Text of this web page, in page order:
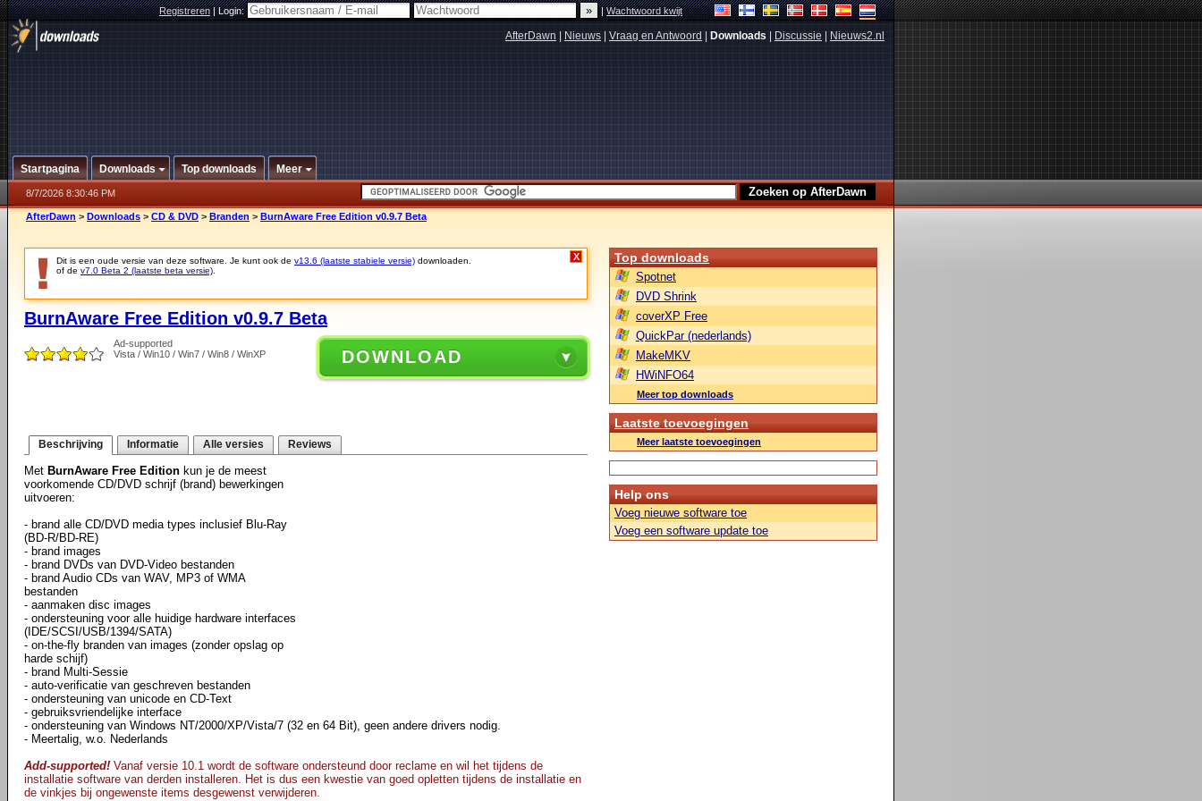
Registreren|Login: |Wachtwoord kwijt
AfterDawn Nieuws Vraag en Antwoord Downloads Discussie Nieuws2.nl
Startpagina Downloads Top downloads Meer
8/7/2026 8:30:46 PM
AfterDawn > Downloads > CD & DVD > Branden > BurnAware Free Edition v0.9.7 Beta
Dit is een oude versie van deze software. Je kunt ook de v13.6 (laatste stabiele versie) downloaden.
of de v7.0 Beta 2 (laatste beta versie)
X
BurnAware Free Edition v0.9.7 Beta
Ad-supported
Vista / Win10 / Win7 / Win8 / WinXP
DOWNLOAD
Beschrijving Informatie Alle versies Reviews
Met BurnAware Free Edition kun je de meest
voorkomende CD/DVD schrijf (brand) bewerkingen
uitvoeren:
- brand alle CD/DVD media types inclusief Blu-Ray
(BD-R/BD-RE)
- brand images
- brand DVDs van DVD-Video bestanden
- brand Audio CDs van WAV, MP3 of WMA
bestanden
- aanmaken disc images
- ondersteuning voor alle huidige hardware interfaces
(IDE/SCSI/USB/1394/SATA)
- on-the-fly branden van images (zonder opslag op
harde schijf)
- brand Multi-Sessie
- auto-verificatie van geschreven bestanden
- ondersteuning van unicode en CD-Text
- gebruiksvriendelijke interface
- ondersteuning van Windows NT/2000/XP/Vista/7 (32 en 64 Bit), geen andere drivers nodig.
- Meertalig, w.o. Nederlands
Add-supported! Vanaf versie 10.1 wordt de software ondersteund door reclame en wil het tijdens de
installatie software van derden installeren. Het is dus een kwestie van goed opletten tijdens de installatie en
de vinkjes bij ongewenste items desgewenst verwijderen.
Top downloads
Spotnet
DVD Shrink
coverXP Free
QuickPar (nederlands)
MakeMKV
HWiNFO64
Meer top downloads
Laatste toevoegingen
Meer laatste toevoegingen
Help ons
Voeg nieuwe software toe
Voeg een software update toe